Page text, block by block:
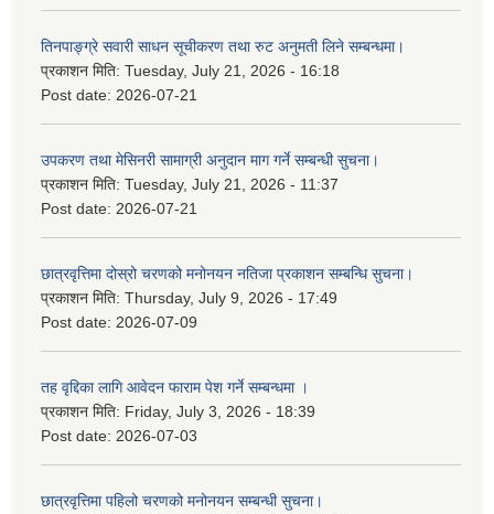
तिनपाङ्ग्रे सवारी साधन सूचीकरण तथा रुट अनुमती लिने सम्बन्धमा।
प्रकाशन मिति: Tuesday, July 21, 2026 - 16:18
Post date: 2026-07-21
उपकरण तथा मेसिनरी सामाग्री अनुदान माग गर्ने सम्बन्धी सुचना।
प्रकाशन मिति: Tuesday, July 21, 2026 - 11:37
Post date: 2026-07-21
छात्रवृत्तिमा दोस्रो चरणको मनोनयन नतिजा प्रकाशन सम्बन्धि सुचना।
प्रकाशन मिति: Thursday, July 9, 2026 - 17:49
Post date: 2026-07-09
तह वृद्दिका लागि आवेदन फाराम पेश गर्ने सम्बन्धमा ।
प्रकाशन मिति: Friday, July 3, 2026 - 18:39
Post date: 2026-07-03
छात्रवृत्तिमा पहिलो चरणको मनोनयन सम्बन्धी सुचना।